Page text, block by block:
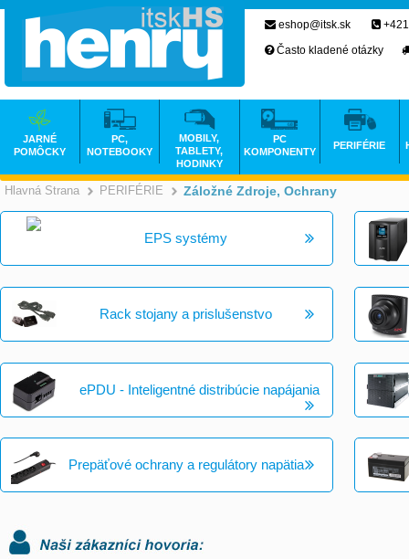
Hlavná Strana >
PERIFÉRIE >
Záložné Zdroje, Ochrany
EPS systémy
Rack stojany a prislušenstvo
ePDU - Inteligentné distribúcie napájania
Prepäťové ochrany a regulátory napätia
eshop@itsk.sk
Často kladené otázky
JARNÉ
POMÔCKY
PC,
NOTEBOOKY
MOBILY,
TABLETY,
HODINKY
PC
KOMPONENTY
PERIFÉRIE